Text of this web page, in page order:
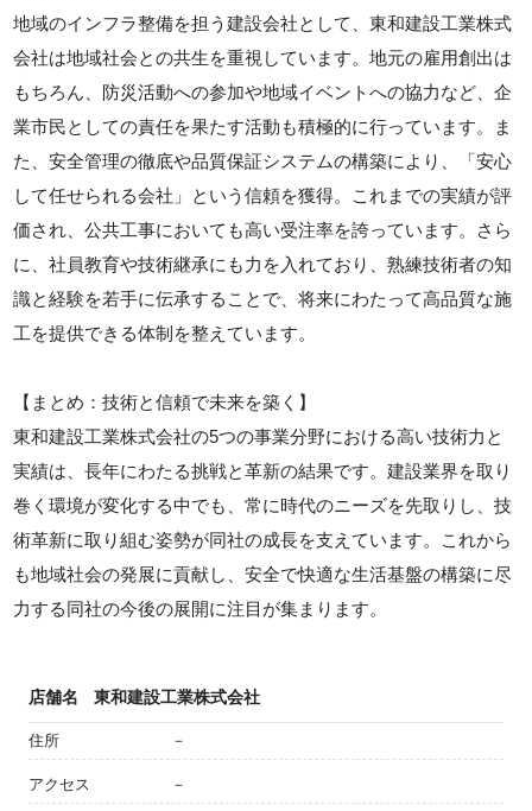
地域のインフラ整備を担う建設会社として、東和建設工業株式
会社は地域社会との共生を重視しています。地元の雇用創出は
もちろん、防災活動への参加や地域イベントへの協力など、企
業市民としての責任を果たす活動も積極的に行っています。ま
た、安全管理の徹底や品質保証システムの構築により、「安心
して任せられる会社」という信頼を獲得。これまでの実績が評
価され、公共工事においても高い受注率を誇っています。さら
に、社員教育や技術継承にも力を入れており、熟練技術者の知
識と経験を若手に伝承することで、将来にわたって高品質な施
工を提供できる体制を整えています。
【まとめ：技術と信頼で未来を築く】
東和建設工業株式会社の5つの事業分野における高い技術力と
実績は、長年にわたる挑戦と革新の結果です。建設業界を取り
巻く環境が変化する中でも、常に時代のニーズを先取りし、技
術革新に取り組む姿勢が同社の成長を支えています。これから
も地域社会の発展に貢献し、安全で快適な生活基盤の構築に尽
力する同社の今後の展開に注目が集まります。
店舗名 東和建設工業株式会社
住所 －
アクセス －